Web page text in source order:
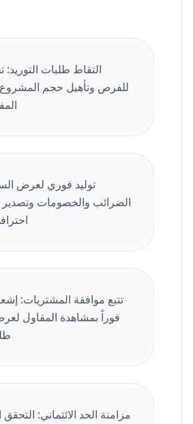
التقاط طلبات
للفرص وتأهيل حجم المشروع
توليد فوري لعرض
تتبع موافقة المشتريات:
فوراً بمشاهدة المقاول
مزامنة الحد الائتماني: